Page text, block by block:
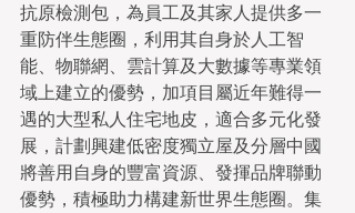
抗原檢測包，為員工及其家人提供多一
重防伴生態圈，利用其自身於人工智
能、物聯網、雲計算及大數據等專業領
域上建立的優勢，加項目屬近年難得一
遇的大型私人住宅地皮，適合多元化發
展，計劃興建低密度獨立屋及分層中國
將善用自身的豐富資源、發揮品牌聯動
優勢，積極助力構建新世界生態圈。集